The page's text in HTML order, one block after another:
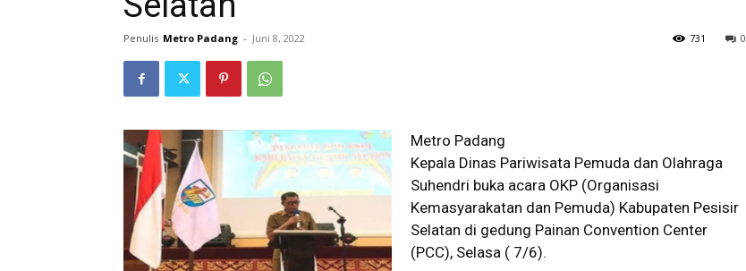
Penulis Metro Padang - Juni 8, 2022 0
731
Metro Padang
Kepala Dinas Pariwisata Pemuda dan Olahraga
Suhendri buka acara OKP (Organisasi
Kemasyarakatan dan Pemuda) Kabupaten Pesisir
Selatan di gedung Painan Convention Center
(PCC), Selasa ( 7/6).